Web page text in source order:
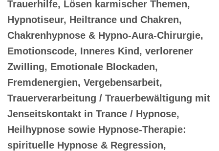
Trauerhilfe, Lösen karmischer Themen,
Hypnotiseur, Heiltrance und Chakren,
Chakrenhypnose & Hypno-Aura-Chirurgie,
Emotionscode, Inneres Kind, verlorener
Zwilling, Emotionale Blockaden,
Fremdenergien, Vergebensarbeit,
Trauerverarbeitung / Trauerbewältigung mit
Jenseitskontakt in Trance / Hypnose,
Heilhypnose sowie Hypnose-Therapie:
spirituelle Hypnose & Regression,